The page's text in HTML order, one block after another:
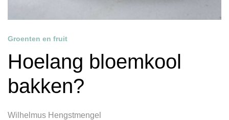
Groenten en fruit
Hoelang bloemkool
bakken?
Wilhelmus Hengstmengel